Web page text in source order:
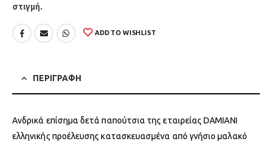
στιγμή.
ADD TO WISHLIST
ΠΕΡΙΓΡΑΦΗ
Ανδρικά επίσημα δετά παπούτσια της εταιρείας DAMIANI
ελληνικής προέλευσης κατασκευασμένα από γνήσιο μαλακό